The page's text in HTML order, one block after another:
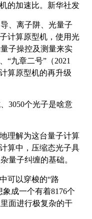
的加速比。新华社发
、离子阱、光量子
计算原型机，使用光
子操控及测量来实
“九章二号”（2021
算原型机的再升级
3050个光子是啥意
理解为这台量子计算
算中，压缩态光子具
量子纠缠的基础。
可以穿梭的“路
成一个有着8176个
面进行极复杂的干